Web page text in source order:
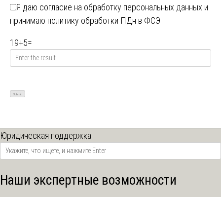
Я даю согласие на обработку персональных данных и
принимаю политику обработки ПДн в ФСЭ
19+5=
Юридическая поддержка
Наши экспертные возможности